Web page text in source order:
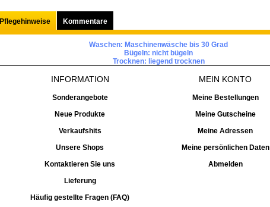
Pflegehinweise Kommentare
Waschen: Maschinenwäsche bis 30 Grad
Bügeln: nicht bügeln
Trocknen: liegend trocknen
INFORMATION
Sonderangebote
Neue Produkte
Verkaufshits
Unsere Shops
Kontaktieren Sie uns
Lieferung
Häufig gestellte Fragen (FAQ)
MEIN KONTO
Meine Bestellungen
Meine Gutscheine
Meine Adressen
Meine persönlichen Daten
Abmelden